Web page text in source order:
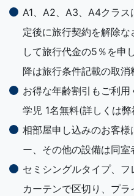
A1、A2、A3、A4クラ
定後に旅行契約を解除
して旅行代金の5％を申
降は旅行条件記載の取消
お得な年齢割引もご利
学児 1名無料(詳しくは
相部屋申し込みのお客
ー、その他の設備は同室
セミシングルタイプ、
カーテンで区切り、プ